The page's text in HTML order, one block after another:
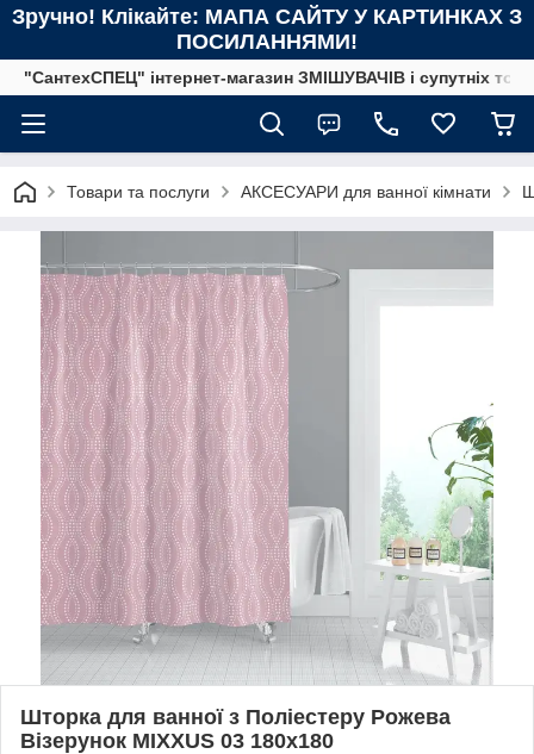
Зручно! Клікайте: МАПА САЙТУ У КАРТИНКАХ З
ПОСИЛАННЯМИ!
"СантехСПЕЦ" інтернет-магазин ЗМІШУВАЧІВ і супутніх
Товари та послуги АКСЕСУАРИ для ванної кімнати
Шторка для ванної з Поліестеру Рожева
Візерунок MIXXUS 03 180x180